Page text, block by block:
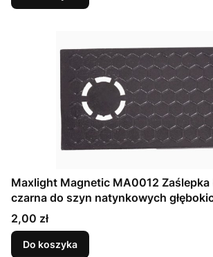
Maxlight Magnetic MA0012
czarna do szyn natynkowych
MT0002
Cena
2,00 zł
Do koszyka